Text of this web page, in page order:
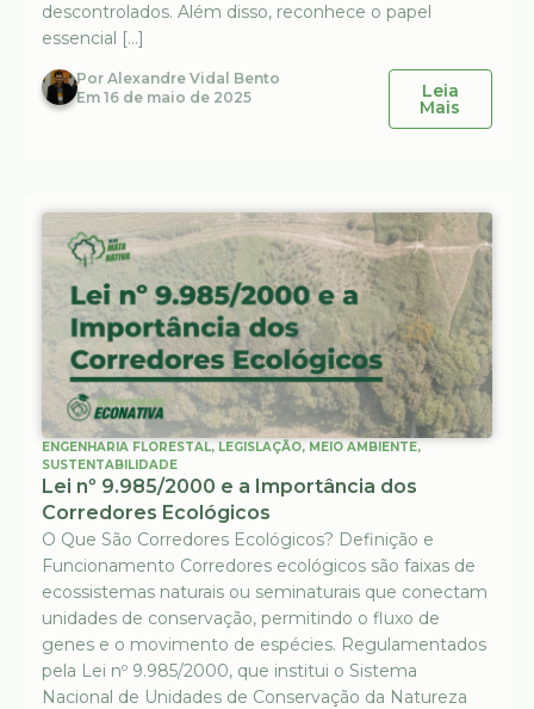
descontrolados. Além disso, reconhece o papel
essencial […]
Por Alexandre Vidal Bento
Em 16 de maio de 2025 Leia
Mais
ENGENHARIA FLORESTAL, LEGISLAÇÃO, MEIO AMBIENTE,
SUSTENTABILIDADE
Lei nº 9.985/2000 e a Importância dos
Corredores Ecológicos
O Que São Corredores Ecológicos? Definição e
Funcionamento Corredores ecológicos são faixas de
ecossistemas naturais ou seminaturais que conectam
unidades de conservação, permitindo o fluxo de
genes e o movimento de espécies. Regulamentados
pela Lei nº 9.985/2000, que institui o Sistema
Nacional de Unidades de Conservação da Natureza